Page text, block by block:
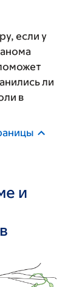
если у
ли
в
и